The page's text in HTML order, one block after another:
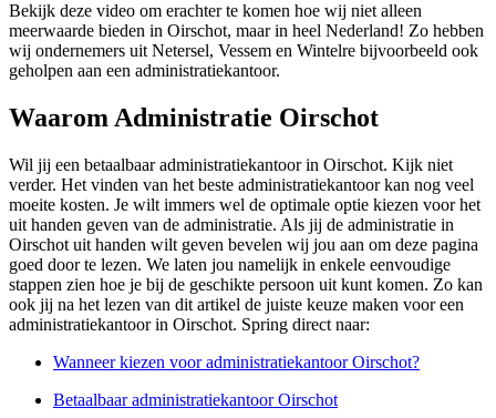
Bekijk deze video om erachter te komen hoe wij niet alleen
meerwaarde bieden in Oirschot, maar in heel Nederland! Zo hebben
wij ondernemers uit Netersel, Vessem en Wintelre bijvoorbeeld ook
geholpen aan een administratiekantoor.
Waarom Administratie Oirschot
Wil jij een betaalbaar administratiekantoor in Oirschot. Kijk niet
verder. Het vinden van het beste administratiekantoor kan nog veel
moeite kosten. Je wilt immers wel de optimale optie kiezen voor het
uit handen geven van de administratie. Als jij de administratie in
Oirschot uit handen wilt geven bevelen wij jou aan om deze pagina
goed door te lezen. We laten jou namelijk in enkele eenvoudige
stappen zien hoe je bij de geschikte persoon uit kunt komen. Zo kan
ook jij na het lezen van dit artikel de juiste keuze maken voor een
administratiekantoor in Oirschot. Spring direct naar:
Wanneer kiezen voor administratiekantoor Oirschot?
Betaalbaar administratiekantoor Oirschot